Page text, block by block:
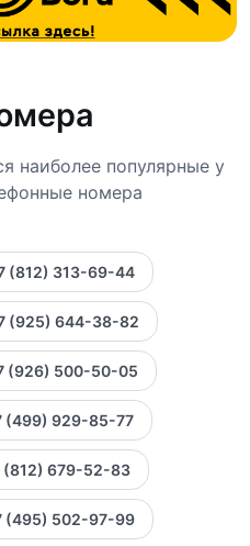
наиболее популярные у
номера
(812) 313-69-44
(925) 644-38-82
(926) 500-50-05
(499) 929-85-77
(812) 679-52-83
(495) 502-97-99